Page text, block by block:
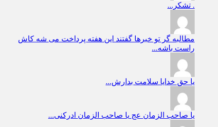
. تشکر...
مطالبه گر تو خبرها گفتند این هفته پرداخت می شه کاش
راست باشه...
یا حق خدایا سلامت بدارش...
یا صاحب الزمان عج یا صاحب الزمان ادرکنی...